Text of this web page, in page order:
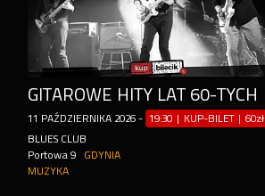
GITAROWE HITY LAT 60-TYCH
11 PAŹDZIERNIKA 2026 - 19:30 | KUP-BILET | 60zł
BLUES CLUB
Portowa 9
GDYNIA
MUZYKA